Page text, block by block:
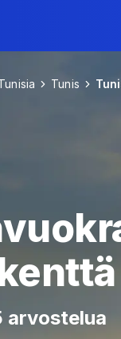
Tunis
arvostelua